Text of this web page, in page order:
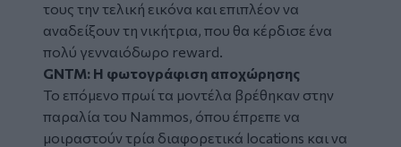
τους την τελική εικόνα και επιπλέον να
αναδείξουν τη νικήτρια, που θα κέρδισε ένα
πολύ γενναιόδωρο reward.
GNTM: Η φωτογράφιση αποχώρησης
Το επόμενο πρωί τα μοντέλα βρέθηκαν στην
παραλία του Nammos, όπου έπρεπε να
μοιραστούν τρία διαφορετικά locations και να